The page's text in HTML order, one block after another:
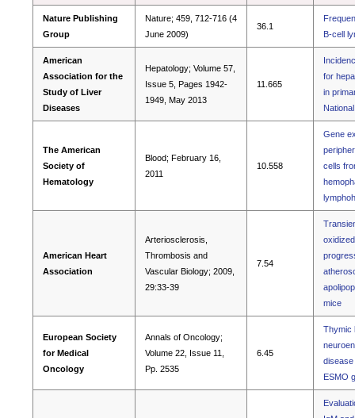
Nature Publishing
Group
Nature; 459, 712-716 (4
June 2009)
36.1
B-cell
American
Association for the
Study of Liver
Diseases
Hepatology; Volume 57,
Issue 5, Pages 1942-
1949, May 2013
11.665
for
in
The American
Society of
Hematology
Blood; February 16,
2011
10.558
Gene
cells
American Heart
Association
Arteriosclerosis,
Thrombosis and
Vascular Biology; 2009,
29:33-39
7.54
mice
European Society
for Medical
Oncology
Annals of Oncology;
Volume 22, Issue 11,
Pp. 2535
6.45
Thymic
disease
ESMO